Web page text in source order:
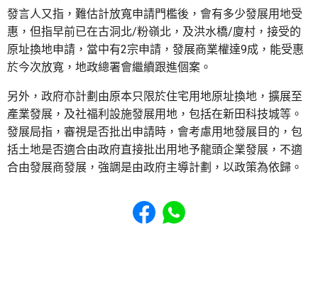
發言人又指，難估計放寬申請門檻後，會有多少發展用地受
惠，但指早前已在古洞北/粉嶺北，及洪水橋/廈村，接受的
原址換地申請，當中有2宗申請，發展商業權達9成，能受惠
於今次放寬，地政總署會繼續跟進個案。
另外，政府亦計劃由原本只限於住宅用地原址換地，擴展至
產業發展，及社福利設施發展用地，包括在新田科技城等。
發展局指，審視是否批出申請時，會考慮用地發展目的，包
括土地是否適合由政府直接批出用地予龍頭企業發展，不適
合由發展商發展，強調是由政府主導計劃，以政策為依歸。
Share to Facebook
Share to WhatsApp